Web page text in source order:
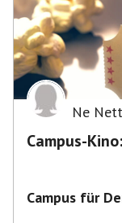
Ne
Campus-
Campus für